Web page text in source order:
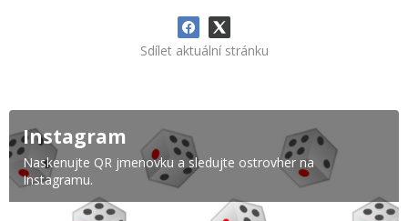
Sdílet aktuální stránku
Instagram
Naskenujte QR jmenovku a sledujte ostrovher na
Instagramu.